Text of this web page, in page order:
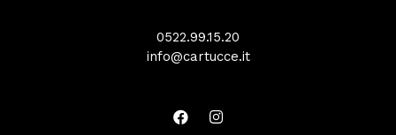
0522.99.15.20
info@cartucce.it